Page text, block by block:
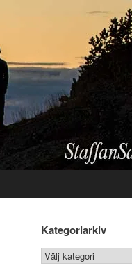
Kategoriarkiv
Kategoriarkiv